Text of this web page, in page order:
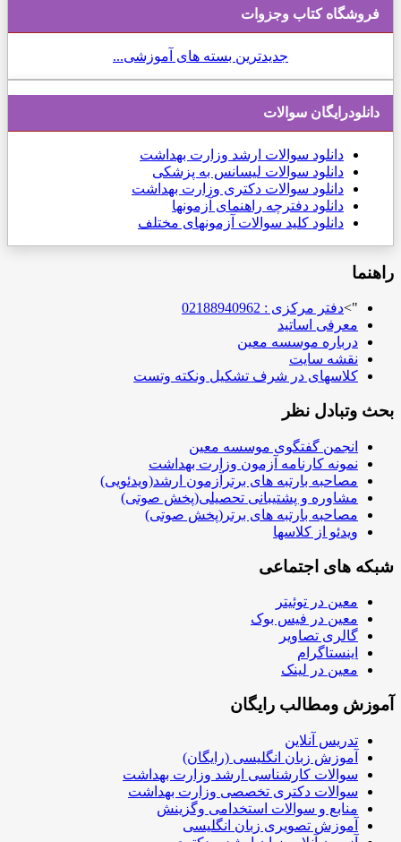
فروشگاه کتاب وجزوات
جدیدترین بسته های آموزشی...
دانلودرایگان سوالات
دانلود سوالات ارشد وزارت بهداشت
دانلود سوالات لیسانس به پزشکی
دانلود سوالات دکتری وزارت بهداشت
دانلود دفترچه راهنمای آزمونها
دانلود کلید سوالات آزمونهای مختلف
راهنما
">دفتر مرکزی : 02188940962
معرفی اساتید
درباره موسسه معین
نقشه سایت
کلاسهای در شرف تشکیل ونکته وتست
بحث وتبادل نظر
انجمن گفتگوی موسسه معین
نمونه کارنامه آزمون وزارت بهداشت
مصاحبه بارتبه های برترآزمون ارشد(ویدئویی)
مشاوره و پشتیبانی تحصیلی(پخش صوتی)
مصاحبه بارتبه های برتر(پخش صوتی)
ویدئو از کلاسها
شبکه های اجتماعی
معین در توئیتر
معین در فیس بوک
گالری تصاویر
اینستاگرام
معین در لینک
آموزش ومطالب رایگان
تدریس آنلاین
آموزش زبان انگلیسی (رایگان)
سوالات کارشناسی ارشد وزارت بهداشت
سوالات دکتری تخصصی وزارت بهداشت
منابع و سوالات استخدامی وگزینش
آموزش تصویری زبان انگلیسی